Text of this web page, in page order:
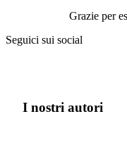
Grazie per
Seguici sui social
I nostri autori